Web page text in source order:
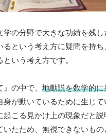
の分野で大きな功績を残
という考え方に疑問を持ち
いう考え方です。
の中で、 地動説を数学的に
が動いているために生じ
こる見かけ上の現象だと
いたため、無視できないもの